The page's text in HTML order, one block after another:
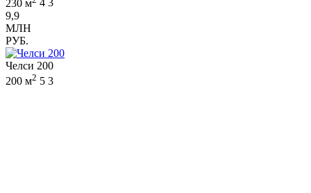
230 м
4 3
9,9
МЛН
РУБ.
Челси 200
200 м2 5 3